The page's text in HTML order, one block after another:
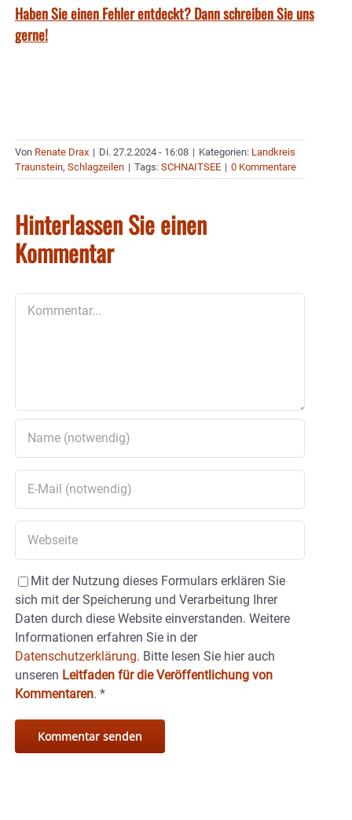
Haben Sie einen Fehler entdeckt? Dann schreiben Sie uns
gerne!
Von Renate Drax | Di. 27.2.2024 - 16:08 | Kategorien: Landkreis
Traunstein, Schlagzeilen | Tags: SCHNAITSEE | 0 Kommentare
Hinterlassen Sie einen
Kommentar
Mit der Nutzung dieses Formulars erklären Sie
sich mit der Speicherung und Verarbeitung Ihrer
Daten durch diese Website einverstanden. Weitere
Informationen erfahren Sie in der
Datenschutzerklärung. Bitte lesen Sie hier auch
unseren Leitfaden für die Veröffentlichung von
Kommentaren. *